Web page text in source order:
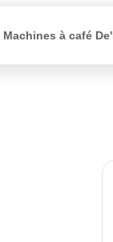
Machines à café